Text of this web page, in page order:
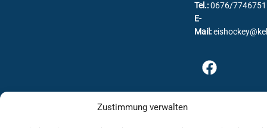
Zustimmung verwalten
Tel.:0676/7746751
E-
Mail: